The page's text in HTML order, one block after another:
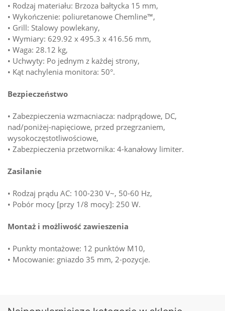
• Rodzaj materiału: Brzoza bałtycka 15 mm,
• Wykończenie: poliuretanowe Chemline™,
• Grill: Stalowy powlekany,
• Wymiary: 629.92 x 495.3 x 416.56 mm,
• Waga: 28.12 kg,
• Uchwyty: Po jednym z każdej strony,
• Kąt nachylenia monitora: 50°.
Bezpieczeństwo
• Zabezpieczenia wzmacniacza: nadprądowe, DC,
nad/poniżej-napięciowe, przed przegrzaniem,
wysokoczęstotliwościowe,
• Zabezpieczenia przetwornika: 4-kanałowy limiter.
Zasilanie
• Rodzaj prądu AC: 100-230 V~, 50-60 Hz,
• Pobór mocy [przy 1/8 mocy]: 250 W.
Montaż i możliwość zawieszenia
• Punkty montażowe: 12 punktów M10,
• Mocowanie: gniazdo 35 mm, 2-pozycje.